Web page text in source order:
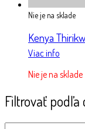
Nie je na sklade
Kenya
Viac info
Nie je na sklade
Filtrovať podľa